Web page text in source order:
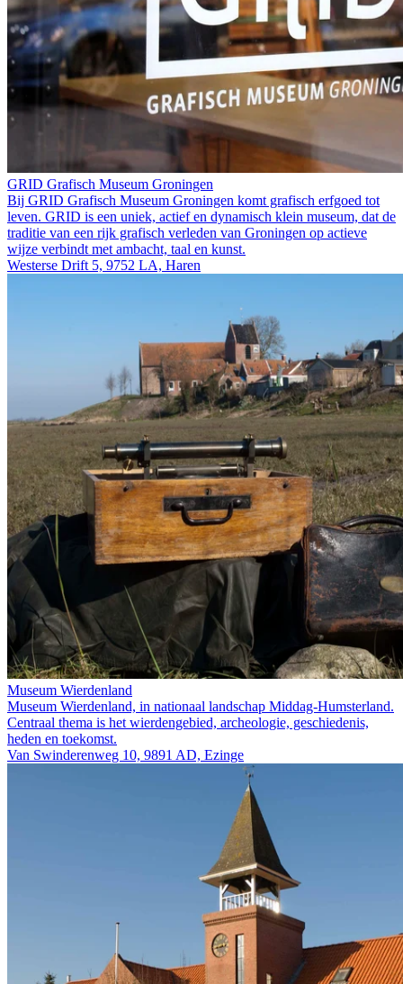
GRID Grafisch Museum Groningen
Bij GRID Grafisch Museum Groningen komt grafisch erfgoed tot
leven. GRID is een uniek, actief en dynamisch klein museum, dat de
traditie van een rijk grafisch verleden van Groningen op actieve
wijze verbindt met ambacht, taal en kunst.
Westerse Drift 5, 9752 LA, Haren
Museum Wierdenland
Museum Wierdenland, in nationaal landschap Middag-Humsterland.
Centraal thema is het wierdengebied, archeologie, geschiedenis,
heden en toekomst.
Van Swinderenweg 10, 9891 AD, Ezinge